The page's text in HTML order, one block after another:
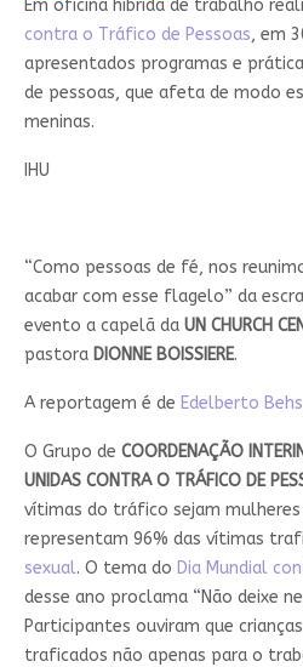
Em oficina híbrida de trabalho
contra o Tráfico de Pessoas, em
apresentados programas e
de pessoas, que afeta de modo
meninas.
IHU
“Como pessoas de fé, nos
acabar com esse flagelo” da
evento a capelã da UN CHURCH
pastora DIONNE BOISSIERE.
A reportagem é de Edelberto Behs
O Grupo de COORDENAÇÃO
UNIDAS CONTRA O TRÁFICO DE
vítimas do tráfico sejam mulheres
representam 96% das vítimas
sexual. O tema do Dia Mundial
desse ano proclama “Não deixe
Participantes ouviram que
traficados não apenas para o